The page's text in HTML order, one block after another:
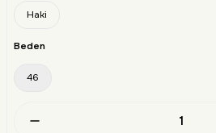
Haki
Beden
46